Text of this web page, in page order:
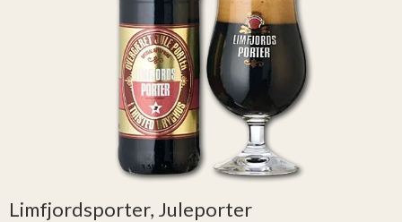
Limfjordsporter, Juleporter